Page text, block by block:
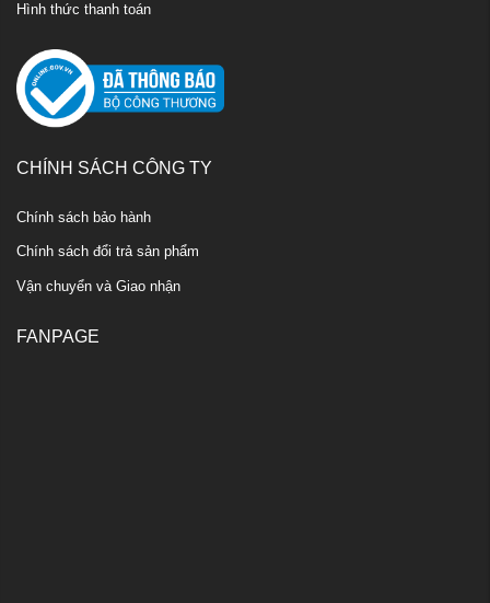
Hình thức thanh toán
CHÍNH SÁCH CÔNG TY
Chính sách bảo hành
Chính sách đổi trả sản phẩm
Vận chuyển và Giao nhận
FANPAGE